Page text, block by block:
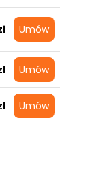
Umów
Umów
Umów